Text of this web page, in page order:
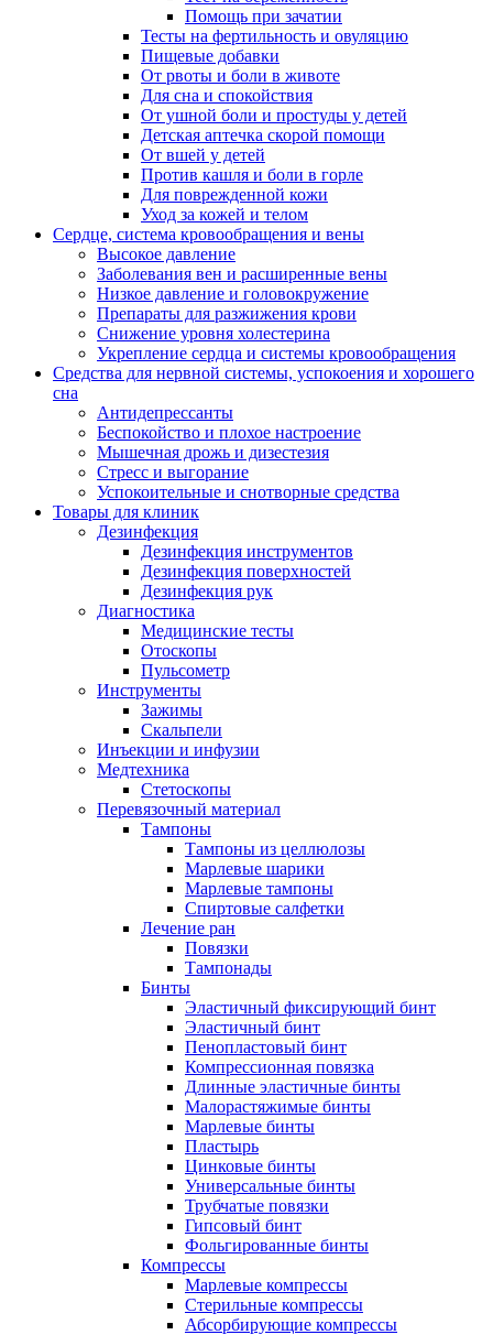
Помощь при зачатии
Тесты на фертильность и овуляцию
Пищевые добавки
От рвоты и боли в животе
Для сна и спокойствия
От ушной боли и простуды у детей
Детская аптечка скорой помощи
От вшей у детей
Против кашля и боли в горле
Для поврежденной кожи
Уход за кожей и телом
Сердце, система кровообращения и вены
Высокое давление
Заболевания вен и расширенные вены
Низкое давление и головокружение
Препараты для разжижения крови
Снижение уровня холестерина
Укрепление сердца и системы кровообращения
Средства для нервной системы, успокоения и хорошего
сна
Антидепрессанты
Беспокойство и плохое настроение
Мышечная дрожь и дизестезия
Стресс и выгорание
Успокоительные и снотворные средства
Товары для клиник
Дезинфекция
Дезинфекция инструментов
Дезинфекция поверхностей
Дезинфекция рук
Диагностика
Медицинские тесты
Отоскопы
Пульсометр
Инструменты
Зажимы
Скальпели
Инъекции и инфузии
Медтехника
Стетоскопы
Перевязочный материал
Тампоны
Тампоны из целлюлозы
Марлевые шарики
Марлевые тампоны
Спиртовые салфетки
Лечение ран
Повязки
Тампонады
Бинты
Эластичный фиксирующий бинт
Эластичный бинт
Пенопластовый бинт
Компрессионная повязка
Длинные эластичные бинты
Малорастяжимые бинты
Марлевые бинты
Пластырь
Цинковые бинты
Универсальные бинты
Трубчатые повязки
Гипсовый бинт
Фольгированные бинты
Компрессы
Марлевые компрессы
Стерильные компрессы
Абсорбирующие компрессы